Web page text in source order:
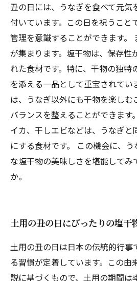
丑の日には、うなぎを食べて元気
付いています。この日を祝うこと
管理を意識することができます。
が集まります。塩干物は、保存性
れた食材です。特に、干物の独特
を添える一品として重宝されてい
は、うなぎ以外にも干物を楽しむ
バランスを整えることができます
イカ、干しエビなどは、うなぎ
にする食材です。 この機会に、
な塩干物の美味しさを堪能してみ
か。
土用の丑の日にぴったりの塩干
土用の丑の日は日本の伝統的行事
る習慣が定着しています。この由
説に基づくもので、土用の期間は